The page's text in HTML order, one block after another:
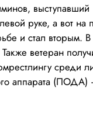
выступавший
руке, а вот на
и стал вторым. В
ветеран
среди
аппарата